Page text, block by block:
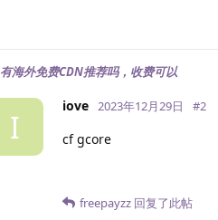
有海外免费CDN推荐吗，收费可以
I
iove 2023年12月29日 #2
cf gcore
freepayzz 回复了此帖